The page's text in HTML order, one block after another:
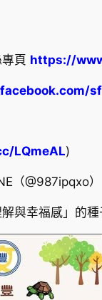
頁 https://
LQmeAL)
（@987ipqxo
與幸福感」的種